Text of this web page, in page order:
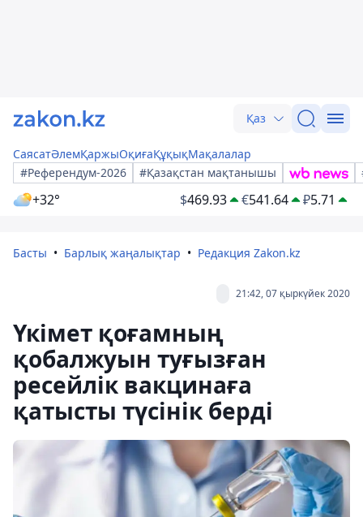
Қаз
СаясатӘлемҚаржыОқиғаҚұқықМақалалар
#Референдум-2026
#Қазақстан мақтанышы
+32° $469.93 €541.64 ₽5.71
Басты Барлық жаңалықтар Редакция Zakon.kz
21:42, 07 қыркүйек 2020
Үкімет қоғамның
қобалжуын туғызған
ресейлік вакцинаға
қатысты түсінік берді